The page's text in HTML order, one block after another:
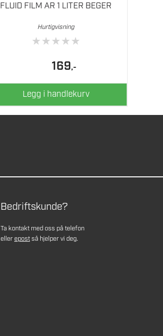
FLUID FILM AR 1 LITER BEGER
Hurtigvisning
★★★★★
169,-
Legg i handlekurv
Bedriftskunde?
Ta kontakt med oss på telefon
ellerepostså hjelper vi deg.